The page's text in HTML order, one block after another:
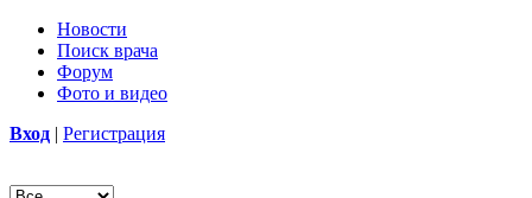
Новости
Поиск врача
Форум
Фото и видео
Вход | Регистрация